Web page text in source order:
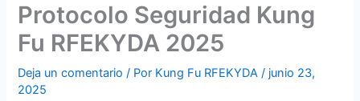
Protocolo Seguridad Kung
Fu RFEKYDA 2025
Deja un comentario / Por Kung Fu RFEKYDA/ junio 23,
2025